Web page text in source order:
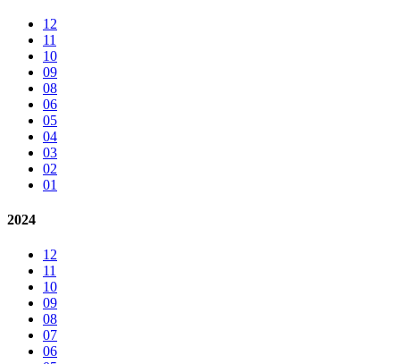
12
11
10
09
08
06
05
04
03
02
01
2024
12
11
10
09
08
07
06